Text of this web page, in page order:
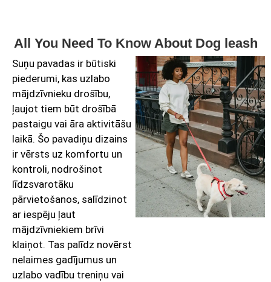
All You Need To Know About Dog leash
Suņu pavadas ir būtiski
piederumi, kas uzlabo
mājdzīvnieku drošību,
ļaujot tiem būt drošībā
pastaigu vai āra aktivitāšu
laikā. Šo pavadiņu dizains
ir vērsts uz komfortu un
kontroli, nodrošinot
līdzsvarotāku
pārvietošanos, salīdzinot
ar iespēju ļaut
mājdzīvniekiem brīvi
klaiņot. Tas palīdz novērst
nelaimes gadījumus un
uzlabo vadību treniņu vai